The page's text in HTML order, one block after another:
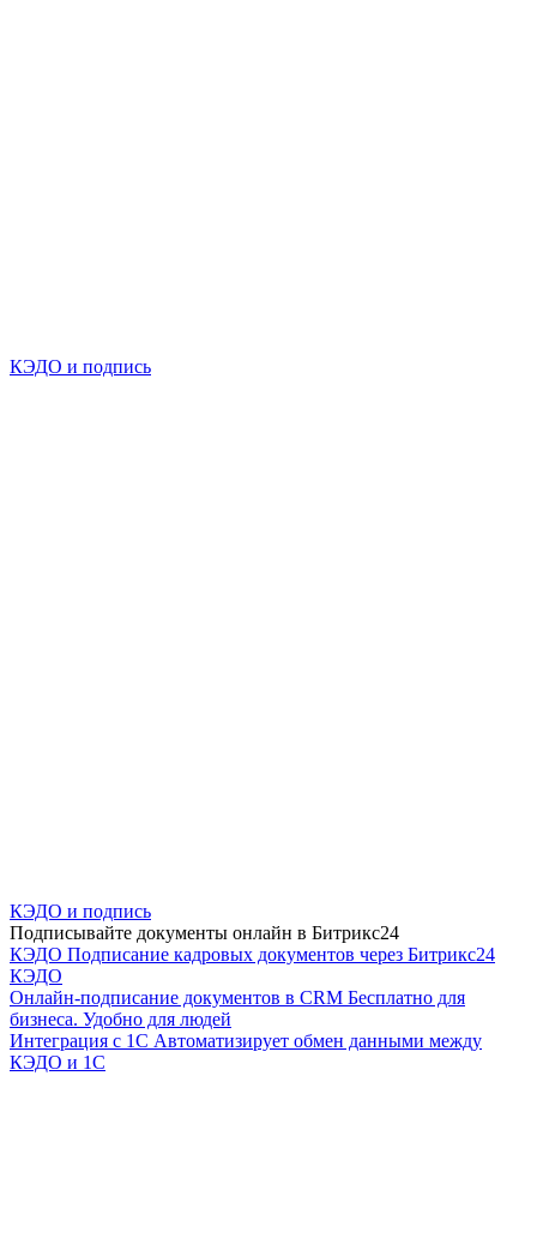
КЭДО и подпись
КЭДО и подпись
Подписывайте документы онлайн в Битрикс24
КЭДО Подписание кадровых документов через Битрикс24
КЭДО
Онлайн-подписание документов в CRM Бесплатно для
бизнеса. Удобно для людей
Интеграция с 1С Автоматизирует обмен данными между
КЭДО и 1С